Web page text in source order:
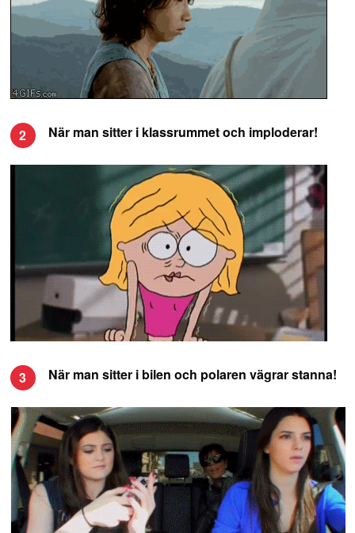
2 När man sitter i klassrummet och imploderar!
3 När man sitter i bilen och polaren vägrar stanna!